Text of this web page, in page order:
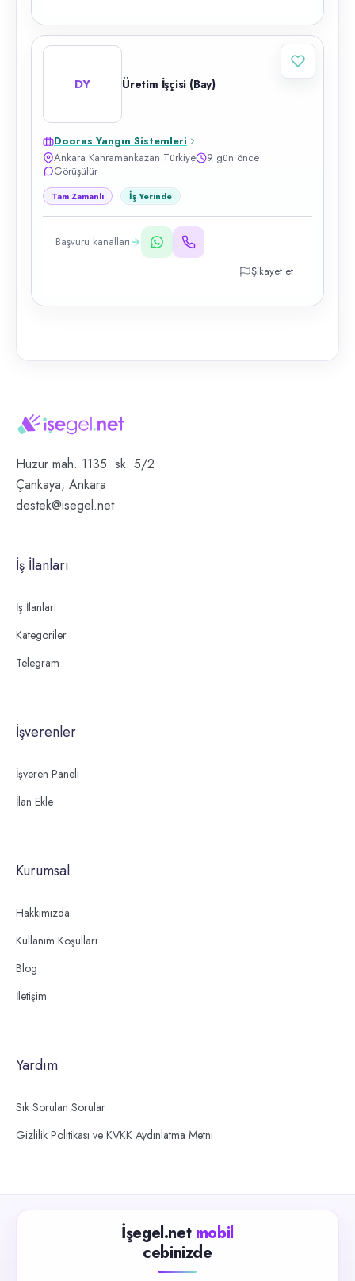
DY Üretim İşçisi (Bay)
Dooras Yangın Sistemleri
Ankara Kahramankazan Türkiye
9 gün önce
Görüşülür
Tam Zamanlı İş Yerinde
Başvuru kanalları
Şikayet et
Huzur mah. 1135. sk. 5/2
Çankaya, Ankara
destek@isegel.net
İş İlanları
İş İlanları
Kategoriler
Telegram
İşverenler
İşveren Paneli
İlan Ekle
Kurumsal
Hakkımızda
Kullanım Koşulları
Blog
İletişim
Yardım
Sık Sorulan Sorular
Gizlilik Politikası ve KVKK Aydınlatma Metni
İşegel.net mobil
cebinizde